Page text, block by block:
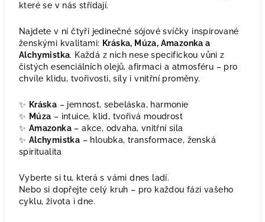
které se v nás střídají.
Najdete v ní čtyři jedinečné sójové svíčky inspirované
ženskými kvalitami: Kráska, Múza, Amazonka a
Alchymistka. Každá z nich nese specifickou vůni z
čistých esenciálních olejů, afirmaci a atmosféru – pro
chvíle klidu, tvořivosti, síly i vnitřní proměny.
✨ Kráska – jemnost, sebeláska, harmonie
✨ Múza – intuice, klid, tvořivá moudrost
✨ Amazonka – akce, odvaha, vnitřní síla
✨ Alchymistka – hloubka, transformace, ženská
spiritualita
Vyberte si tu, která s vámi dnes ladí.
Nebo si dopřejte celý kruh – pro každou fázi vašeho
cyklu, života i dne.